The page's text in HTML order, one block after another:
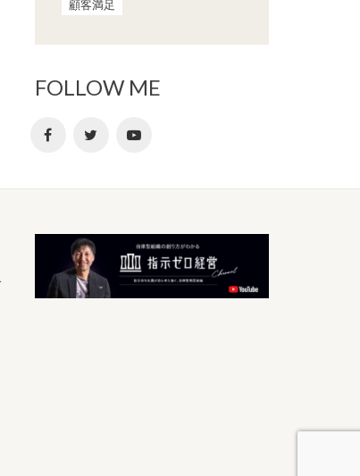
顧客満足
FOLLOW ME